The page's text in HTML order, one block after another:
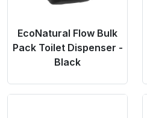
EcoNatural Flow Bulk
Pack Toilet Dispenser -
Black